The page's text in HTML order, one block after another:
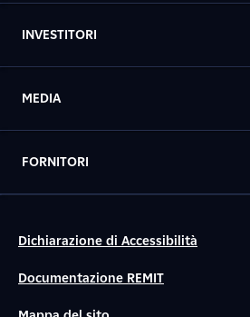
INVESTITORI
MEDIA
FORNITORI
Dichiarazione di Accessibilità
Documentazione REMIT